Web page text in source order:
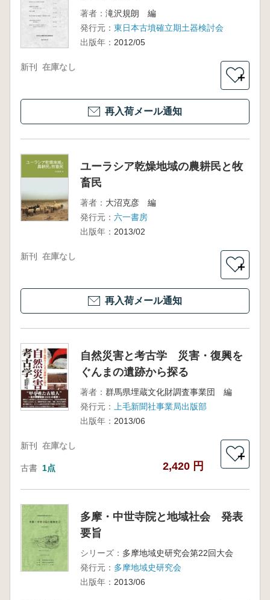
著者： 滝沢規朗 編
発行元： 東日本古墳確立期土器検討会
出版年： 2012/05
新刊 在庫なし
＋
再入荷メール通知
ユーラシア乾燥地域の農耕民と牧
畜民
著者： 大沼克彦 編
発行元： 六一書房
出版年： 2013/02
新刊 在庫なし
＋
再入荷メール通知
自然災害と考古学 災害・復興を
ぐんまの遺跡から探る
著者： 群馬県埋蔵文化財調査事業団 編
発行元：
上毛新聞社事業局出版部
出版年： 2013/06
新刊 在庫なし
古書 1点 2,420 円
＋
多摩・中世寺院と地域社会 発表
要旨
シリーズ： 多摩地域史研究会第22回大会
発行元： 多摩地域史研究会
出版年： 2013/06